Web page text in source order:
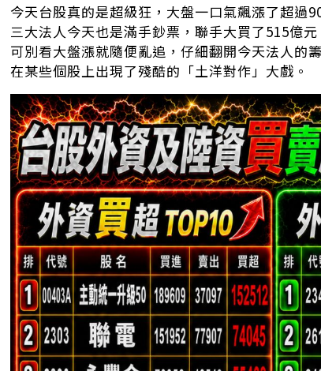
今天台股真的是超級狂，大盤一口氣飆漲了超過
三大法人今天也是滿手鈔票，聯手大買了515億
可別看大盤漲就隨便亂追，仔細翻開今天法人的
在某些個股上出現了殘酷的「土洋對作」大戲。